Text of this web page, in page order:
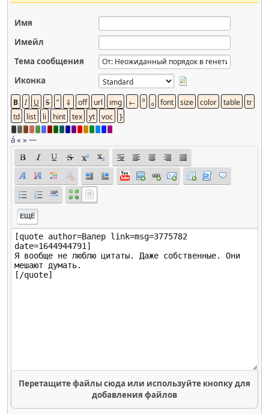
Имя
Имейл
Тема сообщения
Иконка
á« »—
ЕЩЁ
Перетащите файлы сюда или используйте кнопку для
добавления файлов